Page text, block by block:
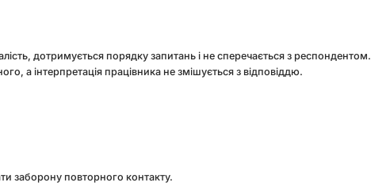
дотримується порядку запитань і не сперечається з респондентом.
а інтерпретація працівника не змішується з відповіддю.
заборону повторного контакту.